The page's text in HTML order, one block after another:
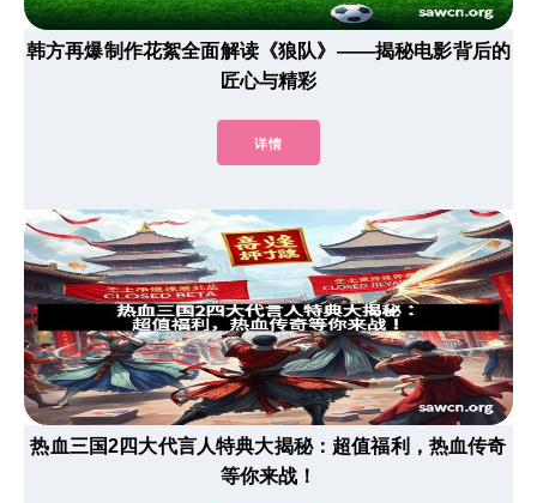
韩方再爆制作花絮全面解读《狼队》——揭秘电影背后的
匠心与精彩
详情
热血三国2四大代言人特典大揭秘：超值福利，热血传奇
等你来战！